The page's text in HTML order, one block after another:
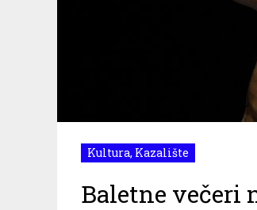
Kultura, Kazalište
Baletne večeri